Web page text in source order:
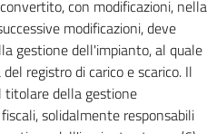
con modificazioni, nella
modificazioni, deve
gestione dell'impianto, al quale
registro di carico e scarico. Il
titolare della gestione
solidalmente responsabili